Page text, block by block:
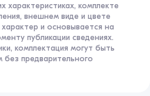
характеристиках, комплекте
внешнем виде и цвете
и основывается на
публикации сведениях.
комплектация могут быть
предварительного